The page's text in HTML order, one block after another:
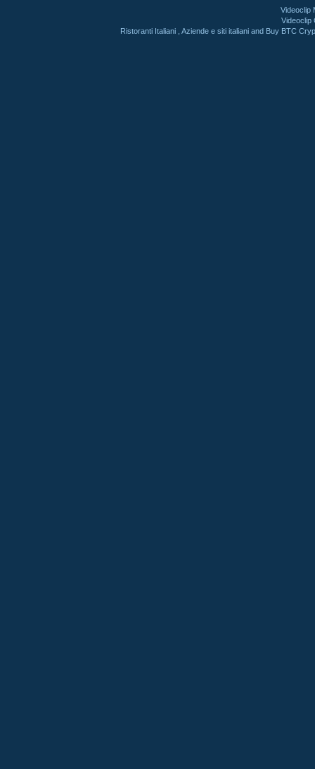
Videoclip
Videoclip
Ristoranti Italiani ,Aziende e siti italiani and Buy BTC